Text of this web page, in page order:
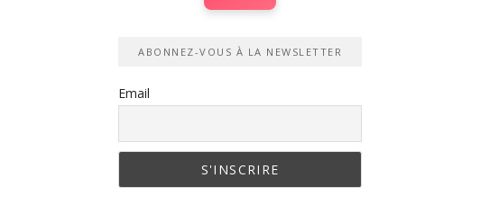
ABONNEZ-VOUS À LA NEWSLETTER
Email